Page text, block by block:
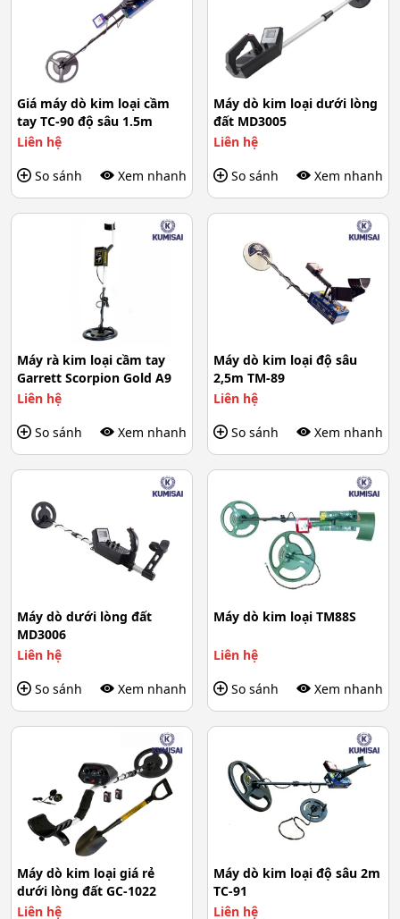
Giá máy dò kim loại cầm
tay TC-90 độ sâu 1.5m
Liên hệ
So sánh
Xem nhanh
Máy dò kim loại dưới lòng
đất MD3005
Liên hệ
So sánh
Xem nhanh
Máy rà kim loại cầm tay
Garrett Scorpion Gold A9
Liên hệ
So sánh
Xem nhanh
Máy dò kim loại độ sâu
2,5m TM-89
Liên hệ
So sánh
Xem nhanh
Máy dò dưới lòng đất
MD3006
Liên hệ
So sánh
Xem nhanh
Máy dò kim loại TM88S
Liên hệ
So sánh
Xem nhanh
Máy dò kim loại giá rẻ
dưới lòng đất GC-1022
Liên hệ
Máy dò kim loại độ sâu 2m
TC-91
Liên hệ